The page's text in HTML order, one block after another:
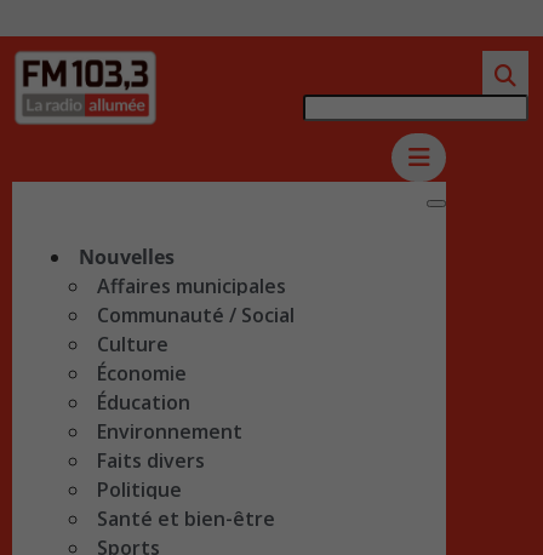
Nouvelles
Affaires municipales
Communauté / Social
Culture
Économie
Éducation
Environnement
Faits divers
Politique
Santé et bien-être
Sports